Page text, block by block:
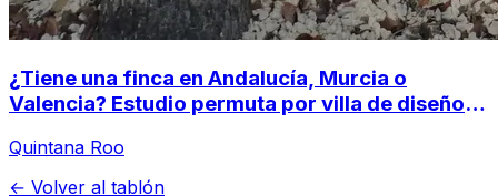
¿Tiene una finca en Andalucía, Murcia o
Valencia? Estudio permuta por villa de diseño
Quintana Roo
← Volver al tablón